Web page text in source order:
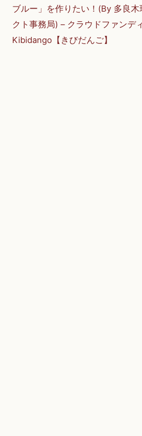
ブルー」を作りたい！(By 多良
クト事務局) – クラウドファンデ
Kibidango【きびだんご】